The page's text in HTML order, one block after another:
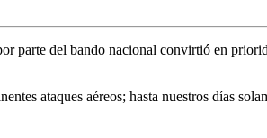
del bando nacional convirtió en
ataques aéreos; hasta nuestros días